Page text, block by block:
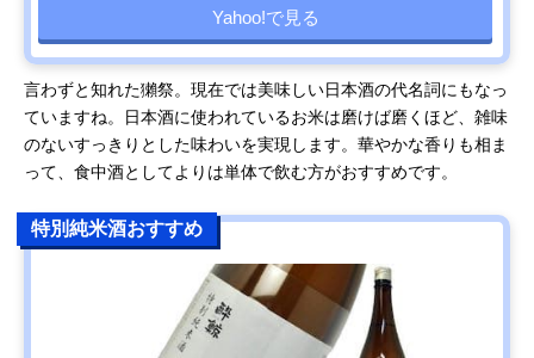
Yahoo!で見る
言わずと知れた獺祭。現在では美味しい日本酒の代名詞にもなっ
ていますね。日本酒に使われているお米は磨けば磨くほど、雑味
のないすっきりとした味わいを実現します。華やかな香りも相ま
って、食中酒としてよりは単体で飲む方がおすすめです。
特別純米酒おすすめ